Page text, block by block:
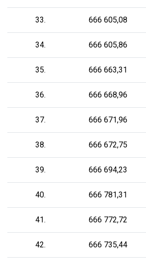
33. 666 605,08
34. 666 605,86
35. 666 663,31
36. 666 668,96
37. 666 671,96
38. 666 672,75
39. 666 694,23
40. 666 781,31
41. 666 772,72
42. 666 735,44